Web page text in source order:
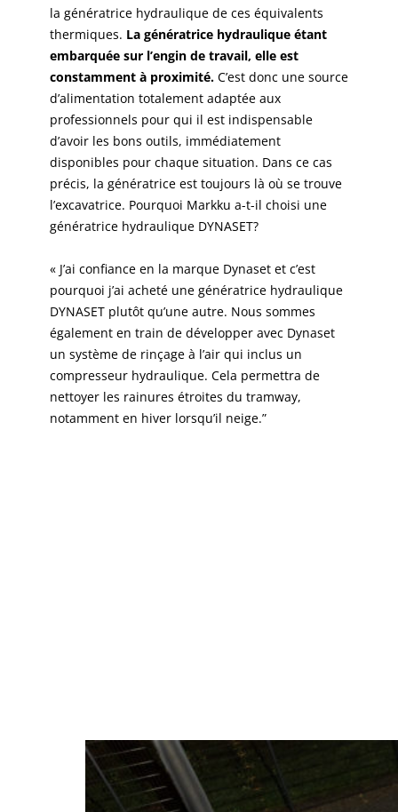
la génératrice hydraulique de ces équivalents
thermiques. La génératrice hydraulique étant
embarquée sur l’engin de travail, elle est
constamment à proximité. C’est donc une source
d’alimentation totalement adaptée aux
professionnels pour qui il est indispensable
d’avoir les bons outils, immédiatement
disponibles pour chaque situation. Dans ce cas
précis, la génératrice est toujours là où se trouve
l’excavatrice. Pourquoi Markku a-t-il choisi une
génératrice hydraulique DYNASET?
« J’ai confiance en la marque Dynaset et c’est
pourquoi j’ai acheté une génératrice hydraulique
DYNASET plutôt qu’une autre. Nous sommes
également en train de développer avec Dynaset
un système de rinçage à l’air qui inclus un
compresseur hydraulique. Cela permettra de
nettoyer les rainures étroites du tramway,
notamment en hiver lorsqu’il neige.”